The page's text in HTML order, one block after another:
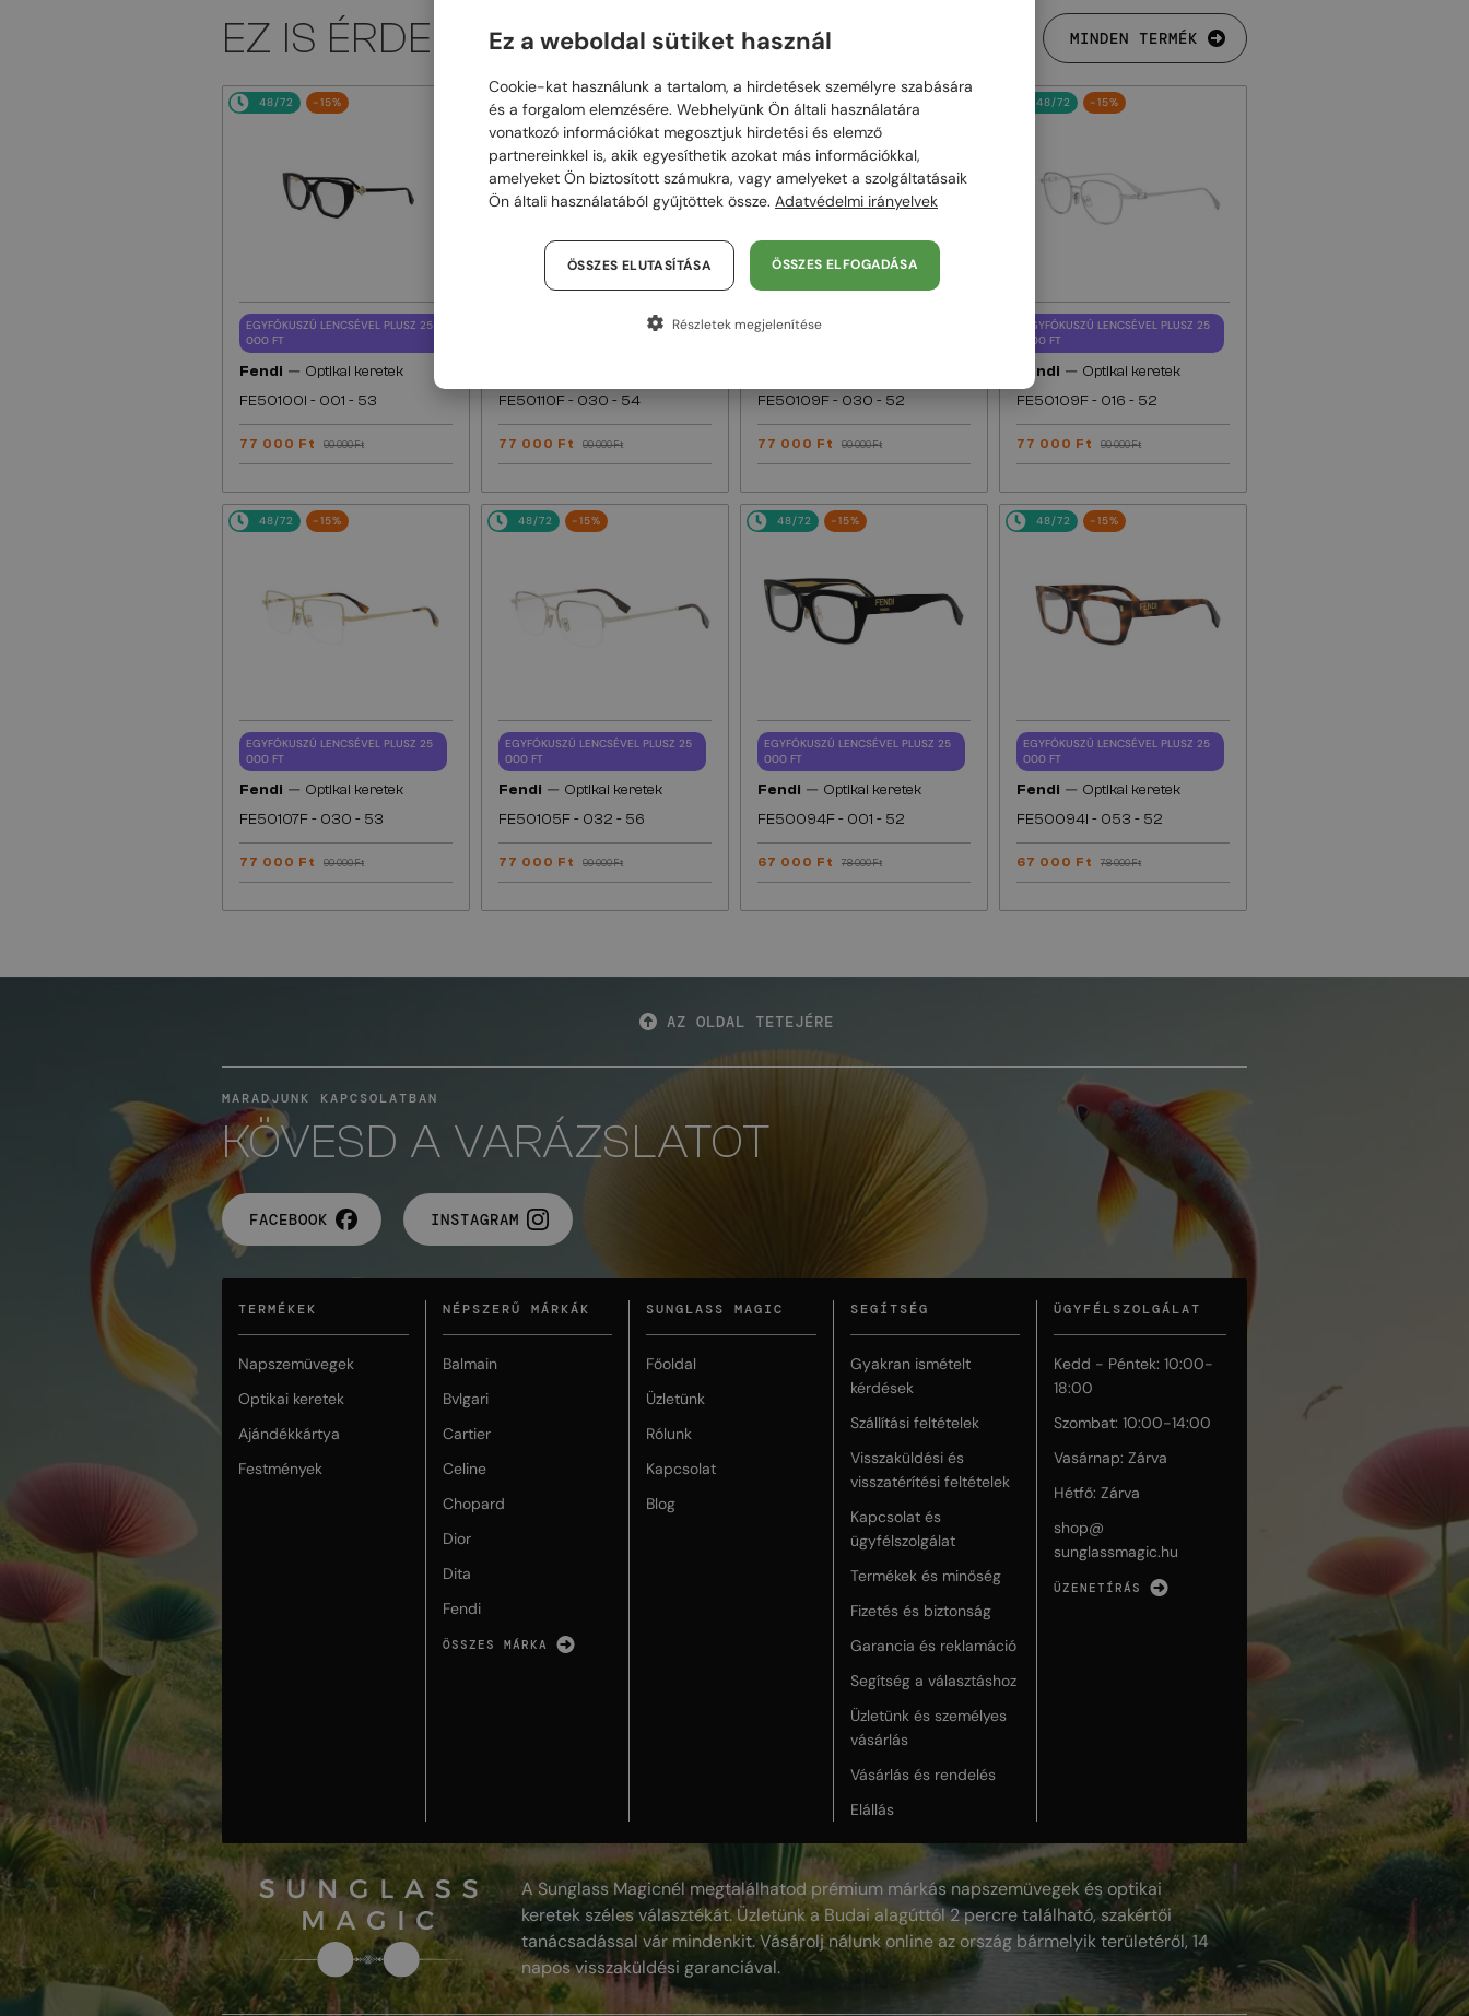
EZ IS ÉRDEKELHET MINDEN TERMÉK
48/72 -15%
EGYFÓKUSZÚ LENCSÉVEL PLUSZ 25
000 FT
Fendi — Optikai keretek
FE50100I - 001 - 53
77 000 Ft 90 000 Ft
48/72 -15%
EGYFÓKUSZÚ LENCSÉVEL PLUSZ 25
FE50110F - 030 - 54
77 000 Ft 90 000 Ft
48/72 -15%
EGYFÓKUSZÚ LENCSÉVEL PLUSZ 25
FE50109F - 030 - 52
77 000 Ft 90 000 Ft
48/72 -15%
EGYFÓKUSZÚ LENCSÉVEL PLUSZ 25
000 FT
Fendi — Optikai keretek
FE50109F - 016 - 52
77 000 Ft 90 000 Ft
48/72 -15%
EGYFÓKUSZÚ LENCSÉVEL PLUSZ 25
000 FT
Fendi — Optikai keretek
FE50107F - 030 - 53
77 000 Ft 90 000 Ft
48/72 -15%
EGYFÓKUSZÚ LENCSÉVEL PLUSZ 25
000 FT
Fendi — Optikai keretek
FE50105F - 032 - 56
77 000 Ft 90 000 Ft
48/72 -15%
EGYFÓKUSZÚ LENCSÉVEL PLUSZ 25
000 FT
Fendi — Optikai keretek
FE50094F - 001 - 52
67 000 Ft 78 000 Ft
48/72 -15%
EGYFÓKUSZÚ LENCSÉVEL PLUSZ 25
000 FT
Fendi — Optikai keretek
FE50094I - 053 - 52
67 000 Ft 78 000 Ft
AZ OLDAL TETEJÉRE
MARADJUNK KAPCSOLATBAN
KÖVESD A VARÁZSLATOT
FACEBOOK INSTAGRAM
TERMÉKEK
Napszemüvegek
Optikai keretek
Ajándékkártya
Festmények
NÉPSZERŰ MÁRKÁK
Balmain
Bvlgari
Cartier
Celine
Chopard
Dior
Dita
Fendi
ÖSSZES MÁRKA
SUNGLASS MAGIC
Főoldal
Üzletünk
Rólunk
Kapcsolat
Blog
SEGÍTSÉG
Gyakran ismételt
kérdések
Szállítási feltételek
Visszaküldési és
visszatérítési feltételek
Kapcsolat és
ügyfélszolgálat
Termékek és minőség
Fizetés és biztonság
Garancia és reklamáció
Segítség a választáshoz
Üzletünk és személyes
vásárlás
Vásárlás és rendelés
Elállás
ÜGYFÉLSZOLGÁLAT
Kedd - Péntek: 10:00-
18:00
Szombat: 10:00-14:00
Vasárnap: Zárva
Hétfő: Zárva
shop@
sunglassmagic.hu
ÜZENETÍRÁS
A Sunglass Magicnél megtalálhatod prémium márkás napszemüvegek és optikai
keretek széles választékát. Üzletünk a Budai alagúttól 2 percre található, szakértői
tanácsadással vár mindenkit. Vásárolj nálunk online az ország bármelyik területéről, 14
napos visszaküldési garanciával.
Ez a weboldal sütiket használ
Cookie-kat használunk a tartalom, a hirdetések személyre szabására
és a forgalom elemzésére. Webhelyünk Ön általi használatára
vonatkozó információkat megosztjuk hirdetési és elemző
partnereinkkel is, akik egyesíthetik azokat más információkkal,
amelyeket Ön biztosított számukra, vagy amelyeket a szolgáltatásaik
Ön általi használatából gyűjtöttek össze. Adatvédelmi irányelvek
ÖSSZES ELFOGADÁSA
ÖSSZES ELUTASÍTÁSA
Részletek megjelenítése